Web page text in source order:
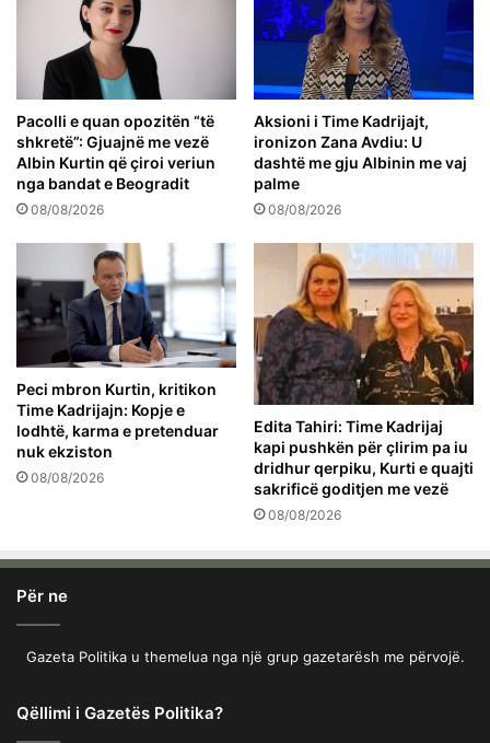
Pacolli e quan opozitën “të
shkretë”: Gjuajnë me vezë
Albin Kurtin që çiroi veriun
nga bandat e Beogradit
08/08/2026
Aksioni i Time Kadrijajt,
ironizon Zana Avdiu: U
dashtë me gju Albinin me vaj
palme
08/08/2026
Peci mbron Kurtin, kritikon
Time Kadrijajn: Kopje e
lodhtë, karma e pretenduar
nuk ekziston
08/08/2026
Edita Tahiri: Time Kadrijaj
kapi pushkën për çlirim pa iu
dridhur qerpiku, Kurti e quajti
sakrificë goditjen me vezë
08/08/2026
Për ne
Gazeta Politika u themelua nga një grup gazetarësh me përvojë.
Qëllimi i Gazetës Politika?